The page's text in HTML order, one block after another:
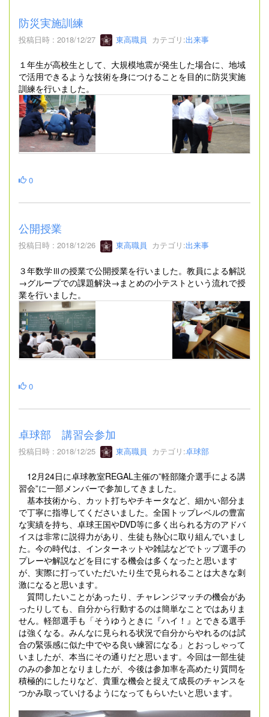
防災実施訓練
投稿日時 : 2018/12/27 東高職員 カテゴリ:出来事
１年生が高校生として、大規模地震が発生した場合に、地域
で活用できるような技術を身につけることを目的に防災実施
訓練を行いました。
0
公開授業
投稿日時 : 2018/12/26 東高職員 カテゴリ:出来事
３年数学Ⅲの授業で公開授業を行いました。教員による解説
→グループでの課題解決→まとめの小テストという流れで授
業を行いました。
0
卓球部 講習会参加
投稿日時 : 2018/12/25 東高職員 カテゴリ:卓球部
12月24日に卓球教室REGAL主催の”軽部隆介選手による講
習会”に一部メンバーで参加してきました。
基本技術から、カット打ちやチキータなど、細かい部分ま
で丁寧に指導してくださいました。全国トップレベルの豊富
な実績を持ち、 卓球王国やDVD等に多く出られる方のアドバ
イスは非常に説得力があり、生徒も熱心に取り組んでいまし
た。今の時代は、インターネットや雑誌などでトップ選手の
プレーや解説などを目にする機会は多くなったと思います
が、実際に打っていただいたり生で見られることは大きな刺
激になると思います。
質問したいことがあったり、チャレンジマッチの機会があ
ったりしても、自分から行動するのは簡単なことではありま
せん。軽部選手も「そうゆうときに『ハイ！』とできる選手
は強くなる。みんなに見られる状況で自分からやれるのは試
合の緊張感に似た中でやる良い練習になる」と おっしゃって
いましたが、本当にその通りだと思います。今回は一部生徒
のみの参加となりましたが、今後は参加率を高めたり質問を
積極的にしたりなど、貴重な機会と捉えて成長のチャンスを
つかみ取っていけるようになってもらいたいと思います。